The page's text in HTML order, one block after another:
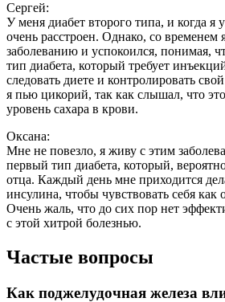
Сергей:
У меня диабет второго типа, и когда я
очень расстроен. Однако, со временем
заболеванию и успокоился, понимая,
тип диабета, который требует
следовать диете и контролировать
я пью цикорий, так как слышал, что
уровень сахара в крови.
Оксана:
Мне не повезло, я живу с этим
первый тип диабета, который,
отца. Каждый день мне приходится
инсулина, чтобы чувствовать себя
Очень жаль, что до сих пор нет
с этой хитрой болезнью.
Частые вопросы
Как поджелудочная железа